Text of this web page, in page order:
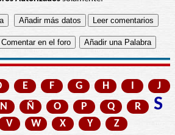
E F G H I
J
N Ñ O P Q R S
V W X Y Z